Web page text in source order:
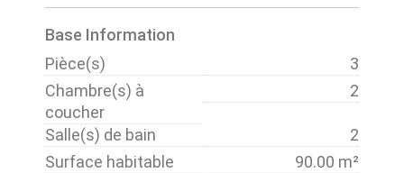
Base Information
Pièce(s)
3
Chambre(s) à
coucher
2
Salle(s) de bain
2
Surface habitable
90.00 m²